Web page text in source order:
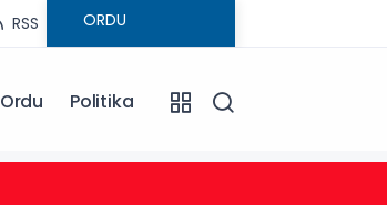
RSS
Ordu Politika